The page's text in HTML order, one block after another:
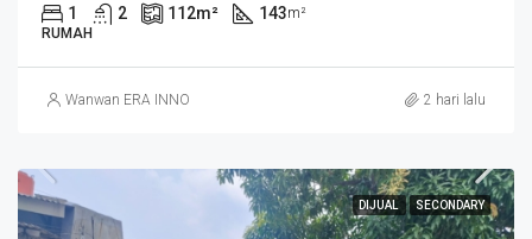
1 2 112m² 143m²
RUMAH
Wanwan ERA INNO 2 hari lalu
DIJUAL SECONDARY